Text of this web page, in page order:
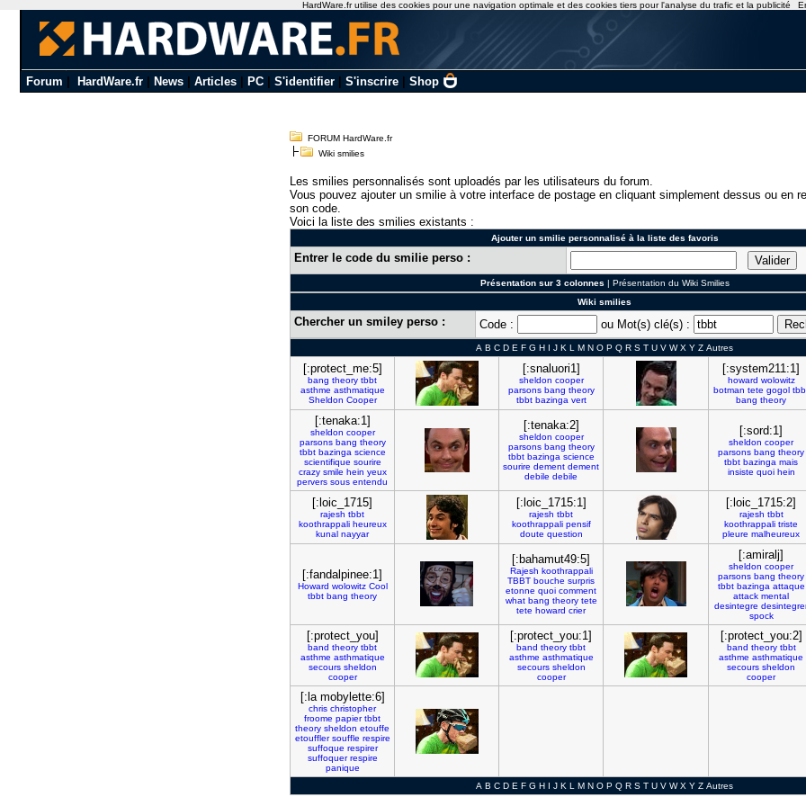
Forum HardWare.fr| News| Articles| PC| S'identifier| S'inscrire| Shop
FORUM HardWare.fr
Wiki smilies
Les smilies personnalisés sont uploadés par les utilisateurs du forum.
Vous pouvez ajouter un smilie à votre interface de postage en cliquant simplement dessus ou en
son code.
Voici la liste des smilies existants :
Ajouter un smilie personnalisé à la liste des favoris
Entrer le code du smilie perso :
Présentation sur 3 colonnes | Présentation du Wiki Smilies
Wiki smilies
Chercher un smiley perso : Code : ou Mot(s) clé(s) :
A B C D E F G H I J K L M N O P Q R S T U V W X Y Z Autres
[:protect_me:5]
bang theory tbbt
asthme asthmatique
Sheldon Cooper
[:snaluori1]
sheldon cooper
parsons bang theory
tbbt bazinga vert
[:system211:1]
howard wolowitz
botman tete gogol
bang theory
[:tenaka:1]
sheldon cooper
parsons bang theory
tbbt bazinga science
scientifique sourire
crazy smile hein yeux
pervers sous entendu
[:tenaka:2]
sheldon cooper
parsons bang theory
tbbt bazinga science
sourire dement dement
debile debile
[:sord:1]
sheldon cooper
parsons bang theory
tbbt bazinga mais
insiste quoi hein
[:loic_1715]
rajesh tbbt
koothrappali heureux
kunal nayyar
[:loic_1715:1]
rajesh tbbt
koothrappali pensif
doute question
[:loic_1715:2]
rajesh tbbt
koothrappali triste
pleure malheureux
[:fandalpinee:1]
Howard wolowitz Cool
tbbt bang theory
[:bahamut49:5]
Rajesh koothrappali
TBBT bouche surpris
etonne quoi comment
what bang theory tete
tete howard crier
[:amiralj]
sheldon cooper
parsons bang theory
tbbt bazinga attaque
attack mental
desintegre
spock
[:protect_you]
band theory tbbt
asthme asthmatique
secours sheldon
cooper
[:protect_you:1]
band theory tbbt
asthme asthmatique
secours sheldon
cooper
[:protect_you:2]
band theory tbbt
asthme asthmatique
secours sheldon
cooper
[:la mobylette:6]
chris christopher
froome papier tbbt
theory sheldon etouffe
etouffler souffle respire
suffoque respirer
suffoquer respire
panique
A B C D E F G H I J K L M N O P Q R S T U V W X Y Z Autres
HardWare.fr utilise des cookies pour une navigation optimale et des cookies tiers pour l'analyse du trafic et la publicité